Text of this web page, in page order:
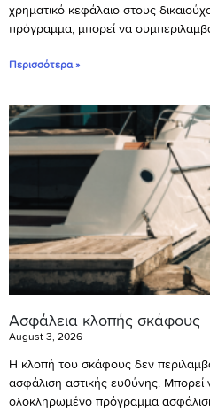
χρηματικό κεφάλαιο στους
πρόγραμμα, μπορεί να
Περισσότερα »
Ασφάλεια κλοπής σκάφους
August 3, 2026
Η κλοπή του σκάφους δεν
ασφάλιση αστικής ευθύνης. Μπορεί
ολοκληρωμένο πρόγραμμα